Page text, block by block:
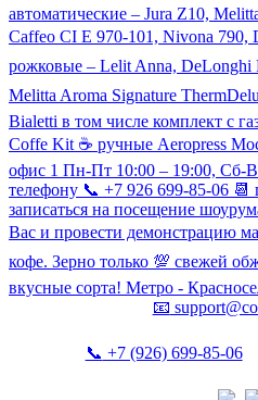
автоматические – Jura Z10,
Caffeo CI Е 970-101, Nivona 790,
рожковые – Lelit Anna, DeLonghi
Melitta Aroma Signature
Bialetti в том числе комплект с
Coffe Kit ☕️ ручные Aeropress
офис 1 Пн-Пт 10:00 – 19:00, Сб-
телефону 📞 +7 926 699-85-06 📆
записаться на посещение
Вас и провести демонстрацию
кофе. Зерно только 💯 свежей
вкусные сорта! Метро -
📧
📞 +7 (926) 699-85-06